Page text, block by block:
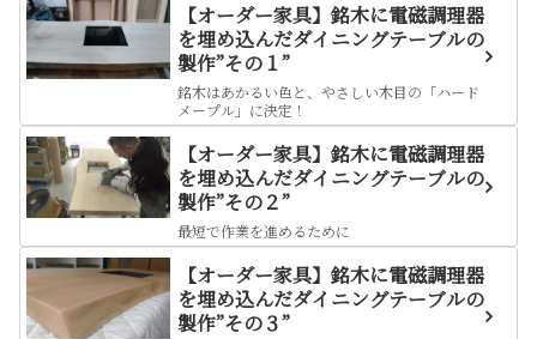
【オーダー家具】銘木に電磁調理器
を埋め込んだダイニングテーブルの
製作”その１”
銘木はあかるい色と、やさしい木目の「ハード
メープル」に決定！
【オーダー家具】銘木に電磁調理器
を埋め込んだダイニングテーブルの
製作”その２”
最短で作業を進めるために
【オーダー家具】銘木に電磁調理器
を埋め込んだダイニングテーブルの
製作”その３”